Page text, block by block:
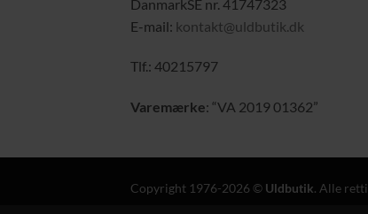
DanmarkSE nr. 41747323
E-mail: kontakt@uldbutik.dk
Tlf.: 40215797
Varemærke: “VA 2019 01362”
Copyright 1976-2026 © Uldbutik. Alle